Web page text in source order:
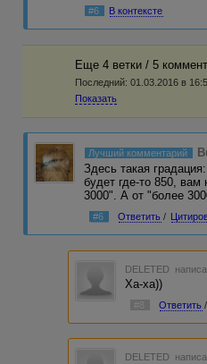
#6 В контексте
Еще 4 ветки / 5
Последний: 01.03.2016 в
Показать
Лучший комментарий
Здесь такая
будет где-то 850,
3000". А от "более
#6 Ответить /
DELETED
Ха-ха))
#8 Ответить /
DELETED